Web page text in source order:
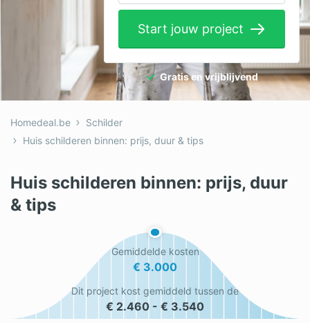
Hekwerken
Hovenier
Isolatie
Metselaar
Ramen
Schrijnwerker
Start jouw project
Gratis en vrijblijvend
Homedeal.be
Schilder
Huis schilderen binnen: prijs, duur & tips
Huis schilderen binnen: prijs, duur
& tips
Gemiddelde kosten
€ 3.000
Dit project kost gemiddeld tussen de
€ 2.460 - € 3.540